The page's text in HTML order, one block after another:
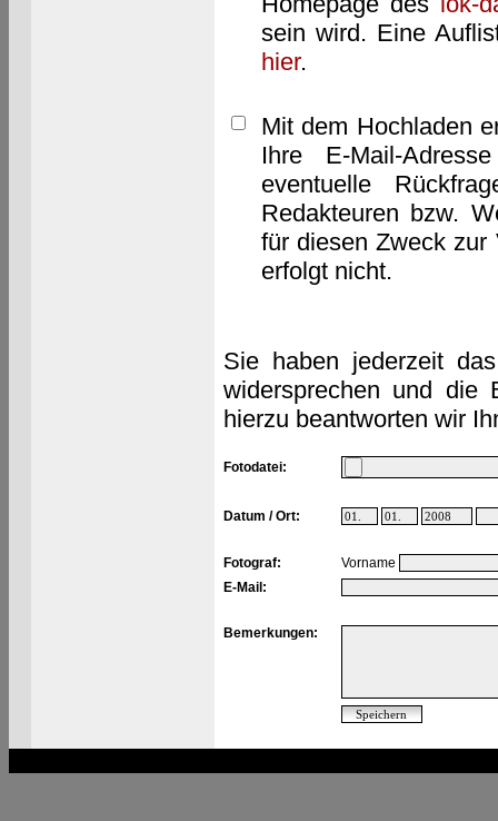
sein wird. Eine
hier.
Mit dem Hochladen
Ihre E-Mail-
eventuelle
Redakteuren bzw.
für diesen Zweck zur
erfolgt nicht.
Sie haben jederzeit
widersprechen und die
hierzu beantworten wir
Fotodatei:
Datum / Ort:
Fotograf:
Vorname
E-Mail:
Bemerkungen: